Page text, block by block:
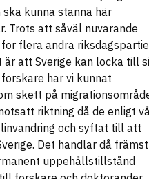
kunna stanna här
Trots att såväl nuvarande
flera andra
att Sverige kan locka till
har vi kunnat
skett på
riktning då de enligt
och syftat till att
Det handlar då främst
uppehållstillstånd